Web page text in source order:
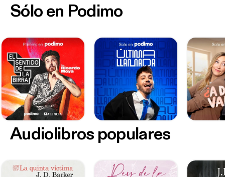
Sólo en Podimo
Audiolibros populares